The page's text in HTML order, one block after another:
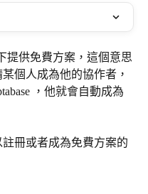
提供免費方案，這個意思
個人成為他的協作者，
，他就會自動成為
冊或者成為免費方案的